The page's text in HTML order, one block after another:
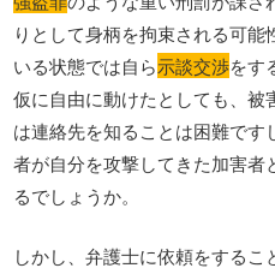
りとして身柄を拘束される可
いる状態では自ら示談交渉をす
仮に自由に動けたとしても、被
は連絡先を知ることは困難で
者が自分を攻撃してきた加害
るでしょうか。
しかし、弁護士に依頼をするこ